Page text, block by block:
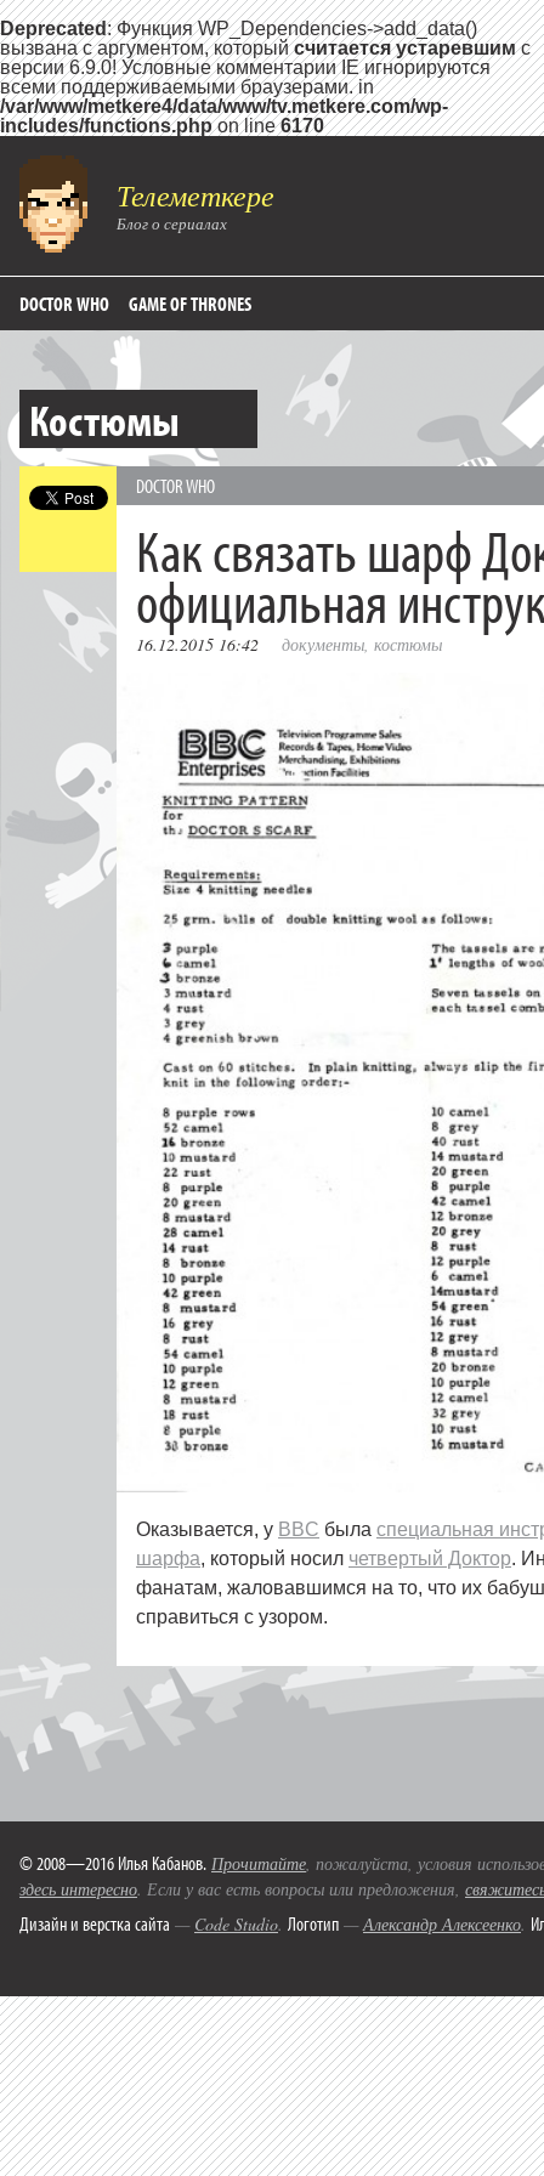
Deprecated: Функция WP_Dependencies->add_data()
вызвана с аргументом, которыйсчитается устаревшимс
версии 6.9.0! Условные комментарии IE игнорируются
всеми поддерживаемыми браузерами. in
/var/www/metkere4/data/www/tv.metkere.com/wp-
includes/functions.phpon line6170
Телеметкере
Блог о сериалах
DOCTOR WHO GAME OF THRONES
Костюмы
DOCTOR WHO
Как связать шарф
официальная
16.12.2015 16:42 документы, костюмы
Оказывается, у BBC была специальная
шарфа, который носил четвертый Доктор.
фанатам, жаловавшимся на то, что их
справиться с узором.
© 2008—2016 Илья Кабанов. Прочитайте , пожалуйста, условия
здесь интересно. Если у вас есть вопросы или предложения,
Дизайн и верстка сайта — Code Studio. Логотип —Александр Алексеенко.